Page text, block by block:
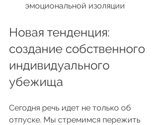
эмоциональной изоляции
Новая тенденция:
создание собственного
индивидуального
убежища
Сегодня речь идет не только об
отпуске. Мы стремимся пережить